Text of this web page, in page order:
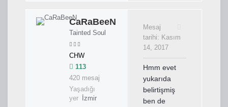
CaRaBeeN
Tainted Soul
CHW
113
420 mesaj
Yaşadığı
yer İzmir
Mesaj
tarihi: Kasım
14, 2017
Hmm evet
yukarıda
belirtişmiş
ben de